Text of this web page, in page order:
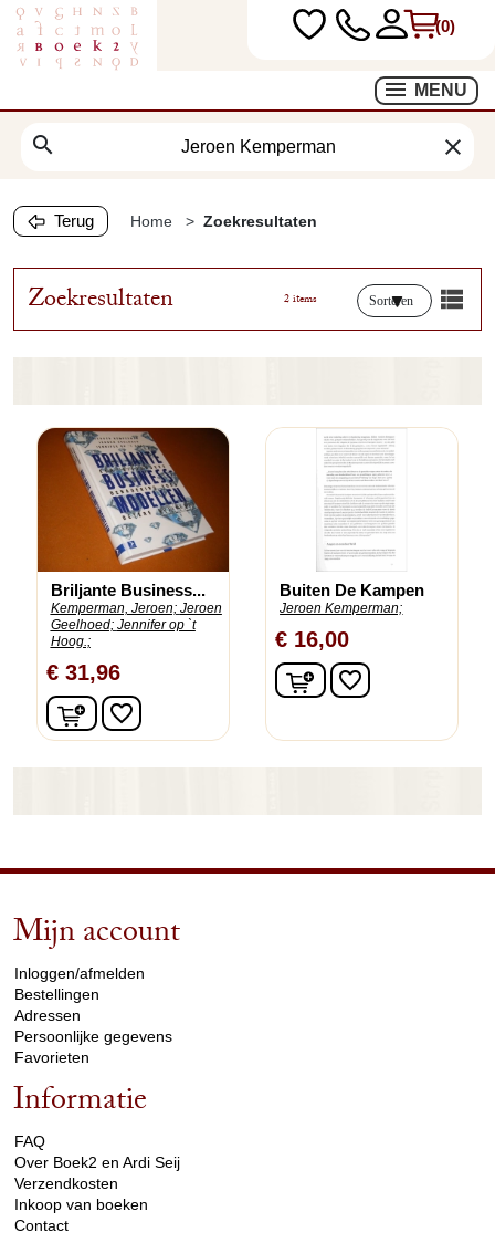
(0)
MENU
search clear
Terug Home Zoekresultaten
Zoekresultaten 2 items Sorteren
Briljante Business...
Kemperman, Jeroen; Jeroen
Geelhoed; Jennifer op `t
Hoog.;
€ 31,96
In winkelwagen
favorite_border
Buiten De Kampen
Jeroen Kemperman;
€ 16,00
In winkelwagen
favorite_border
Mijn account
Inloggen/afmelden
Bestellingen
Adressen
Persoonlijke gegevens
Favorieten
Informatie
FAQ
Over Boek2 en Ardi Seij
Verzendkosten
Inkoop van boeken
Contact